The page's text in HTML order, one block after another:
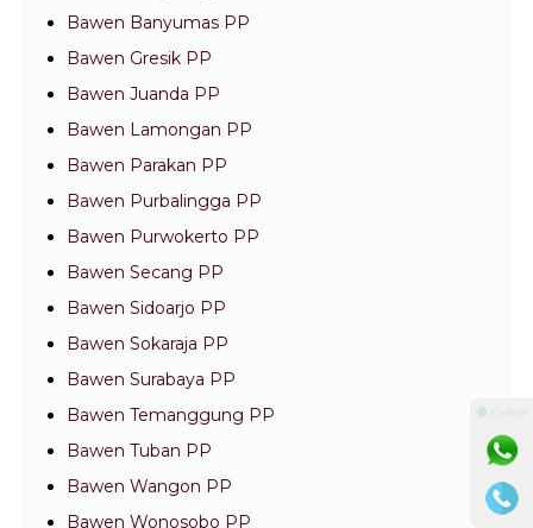
Bawen Banyumas PP
Bawen Gresik PP
Bawen Juanda PP
Bawen Lamongan PP
Bawen Parakan PP
Bawen Purbalingga PP
Bawen Purwokerto PP
Bawen Secang PP
Bawen Sidoarjo PP
Bawen Sokaraja PP
Bawen Surabaya PP
Bawen Temanggung PP
Bawen Tuban PP
Bawen Wangon PP
Bawen Wonosobo PP
⚫ Online